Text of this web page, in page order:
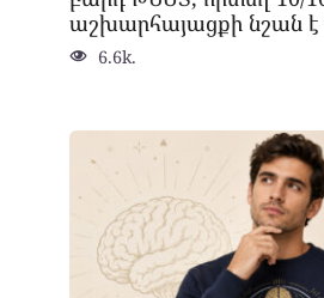
աշխարհայացքի նշան է
6.6k.